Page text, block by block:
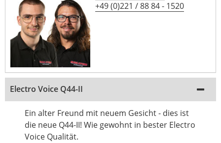
+49 (0)221 / 88 84 - 1520
Electro Voice Q44-II
Ein alter Freund mit neuem Gesicht - dies ist
die neue Q44-II! Wie gewohnt in bester Electro
Voice Qualität.